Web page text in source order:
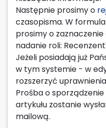
Następnie prosimy o
czasopisma. W
prosimy o
nadanie roli:
Jeżeli posiadają już
w tym systemie - w
rozszerzyć
Prośba o
artykułu zostanie
mailową.